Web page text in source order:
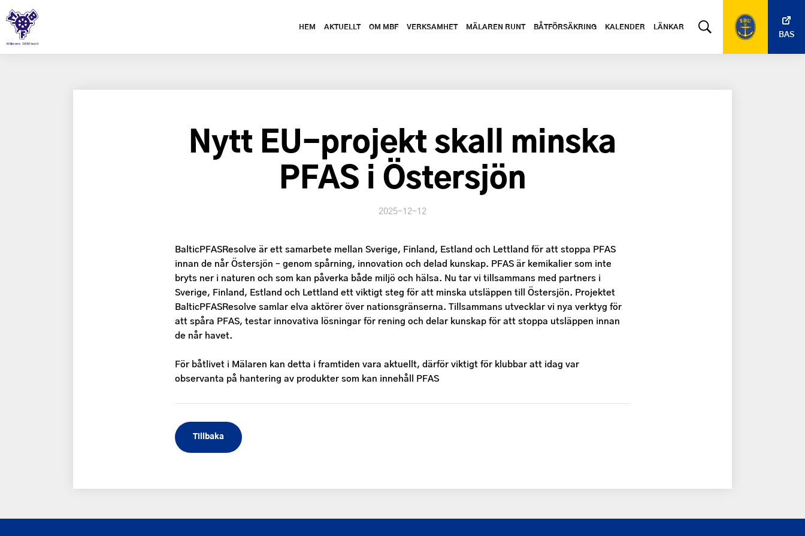
HEM AKTUELLT OM MBF VERKSAMHET MÄLAREN RUNT BÅTFÖRSÄKRING KALENDER LÄNKAR
BAS
Nytt EU-projekt skall minska
PFAS i Östersjön
2025-12-12
BalticPFASResolve är ett samarbete mellan Sverige, Finland, Estland och Lettland för att stoppa PFAS
innan de når Östersjön – genom spårning, innovation och delad kunskap. PFAS är kemikalier som inte
bryts ner i naturen och som kan påverka både miljö och hälsa. Nu tar vi tillsammans med partners i
Sverige, Finland, Estland och Lettland ett viktigt steg för att minska utsläppen till Östersjön. Projektet
BalticPFASResolve samlar elva aktörer över nationsgränserna. Tillsammans utvecklar vi nya verktyg för
att spåra PFAS, testar innovativa lösningar för rening och delar kunskap för att stoppa utsläppen innan
de når havet.
För båtlivet i Mälaren kan detta i framtiden vara aktuellt, därför viktigt för klubbar att idag var
observanta på hantering av produkter som kan innehåll PFAS
Tillbaka